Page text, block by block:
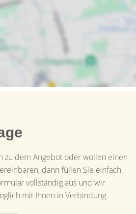
zu dem Angebot oder wollen einen
dann füllen Sie einfach
vollständig aus und wir
mit Ihnen in Verbindung.